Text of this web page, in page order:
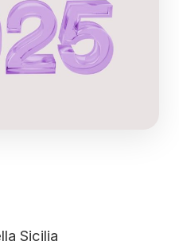
Sicilia